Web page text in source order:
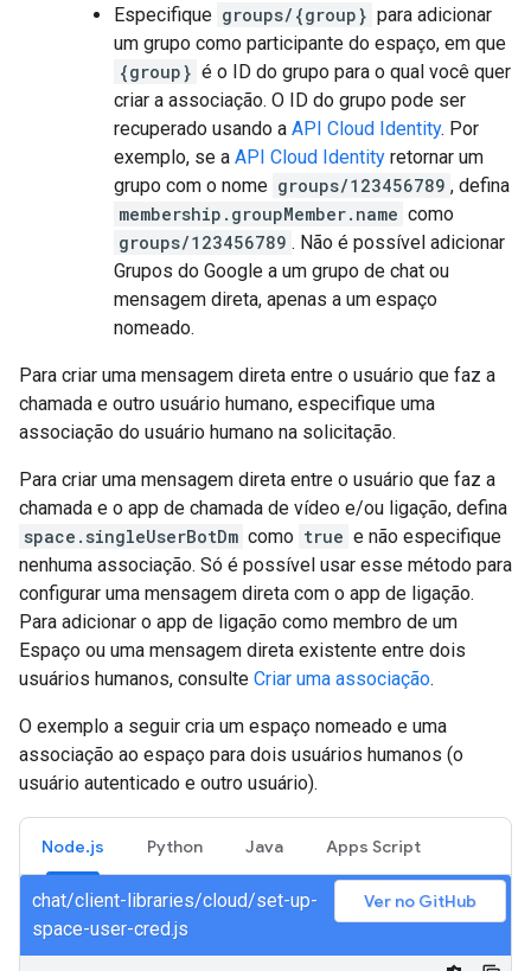
Especifique groups/{group} para adicionar
um grupo como participante do espaço, em que
{group} é o ID do grupo para o qual você quer
criar a associação. O ID do grupo pode ser
recuperado usando a API Cloud Identity. Por
exemplo, se a API Cloud Identity retornar um
grupo com o nome groups/123456789 , defina
membership.groupMember.name como
groups/123456789 . Não é possível adicionar
Grupos do Google a um grupo de chat ou
mensagem direta, apenas a um espaço
nomeado.
Para criar uma mensagem direta entre o usuário que faz a
chamada e outro usuário humano, especifique uma
associação do usuário humano na solicitação.
Para criar uma mensagem direta entre o usuário que faz a
chamada e o app de chamada de vídeo e/ou ligação, defina
space.singleUserBotDm como true e não especifique
nenhuma associação. Só é possível usar esse método para
configurar uma mensagem direta com o app de ligação.
Para adicionar o app de ligação como membro de um
Espaço ou uma mensagem direta existente entre dois
usuários humanos, consulte Criar uma associação.
O exemplo a seguir cria um espaço nomeado e uma
associação ao espaço para dois usuários humanos (o
usuário autenticado e outro usuário).
Node.js Python Java Apps Script
chat/client-libraries/cloud/set-up-
space-user-cred.js
Ver no GitHub